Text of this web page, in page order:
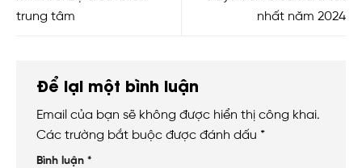
trung tâm
nhất năm 2024
Để lại một bình luận
Email của bạn sẽ không được hiển thị công khai.
Các trường bắt buộc được đánh dấu *
Bình luận *